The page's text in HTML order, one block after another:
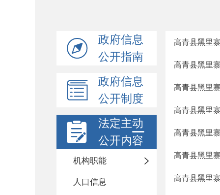
政府信息
公开指南
政府信息
公开制度
法定主动
公开内容
机构职能
人口信息
高青县黑里
高青县黑里
高青县黑里
高青县黑里
高青县黑里
高青县黑里
高青县黑里